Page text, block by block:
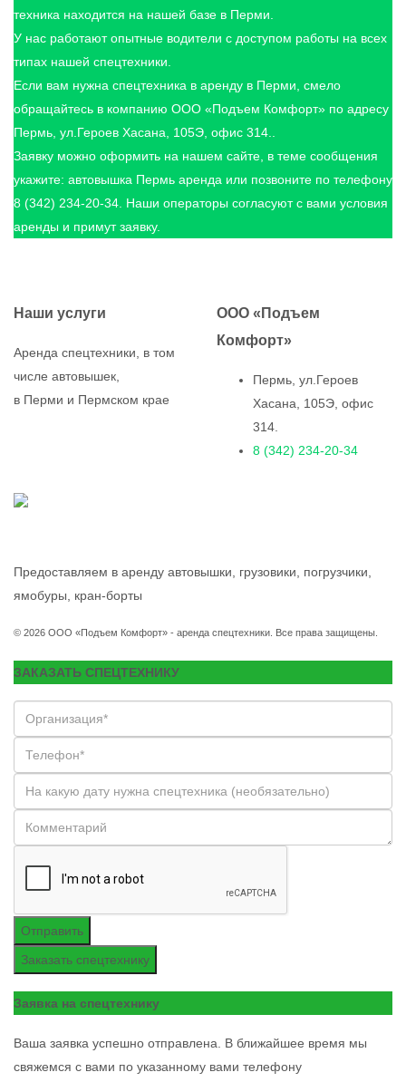
техника находится на нашей базе в Перми.
У нас работают опытные водители с доступом работы на всех
типах нашей спецтехники.
Если вам нужна спецтехника в аренду в Перми, смело
обращайтесь в компанию ООО «Подъем Комфорт» по адресу
Пермь, ул.Героев Хасана, 105Э, офис 314..
Заявку можно оформить на нашем сайте, в теме сообщения
укажите: автовышка Пермь аренда или позвоните по телефону
8 (342) 234-20-34. Наши операторы согласуют с вами условия
аренды и примут заявку.
Наши услуги
Аренда спецтехники, в том
числе автовышек,
в Перми и Пермском крае
ООО «Подъем
Комфорт»
Пермь, ул.Героев
Хасана, 105Э, офис
314.
8 (342) 234-20-34
Предоставляем в аренду автовышки, грузовики, погрузчики,
ямобуры, кран-борты
© 2026 ООО «Подъем Комфорт» - аренда спецтехники. Все права защищены.
ЗАКАЗАТЬ СПЕЦТЕХНИКУ
Отправить
Заказать спецтехнику
Заявка на спецтехнику
Ваша заявка успешно отправлена. В ближайшее время мы
свяжемся с вами по указанному вами телефону